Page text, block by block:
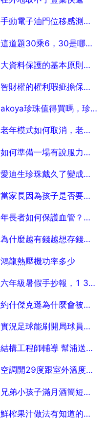
2025-07-04 手動電子油門位移感測器，油門位置感測器在哪裡
2025-07-04 這道題30乘6，30是哪乙個，3乘30 30乘0 5分別是哪乙個解釋下謝謝
2025-07-04 大資料保護的基本原則包括
2025-07-04 智財權的權利瑕疵擔保問題
2025-07-04 akoya珍珠值得買嗎，珍珠是不是akoya好一些？
2025-07-04 老年模式如何取消，老年模式怎麼開？
2025-07-04 如何準備一場有說服力的演講
2025-07-04 愛迪生珍珠戴久了變成什麼樣
2025-07-04 當家長因為孩子是否要上幼兒園出現分歧時，應該怎麼解決？
2025-07-04 年長者如何保護血管？怎樣防止老年血管老化
2025-07-04 為什麼越有錢越想存錢？為什麼越存錢越有錢
2025-07-04
鴻龍熱壓機功率多少
2025-07-04 六年級暑假手抄報，1 3年級暑假手抄報
2025-07-04 約什傑克遜為什麼會被太陽交易？
2025-07-04 實況足球能刷開局球員嗎，實況足球怎樣快速給球員公升級
2025-07-04 結構工程師輔導 幫浦送劑對混凝土效能的影響
2025-07-04 空調開29度跟室外溫度有關係嗎？
2025-07-04 兄弟小孩子滿月酒簡短祝福語（集萃80句）
2025-07-04 鮮榨果汁做法有知道的沒，想自己做，幫一下哈